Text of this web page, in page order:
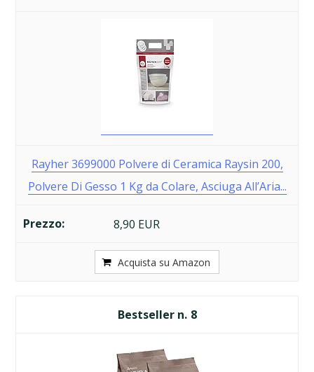
Rayher 3699000 Polvere di Ceramica Raysin 200,
Polvere Di Gesso 1 Kg da Colare, Asciuga All’Aria...
8,90 EUR
Acquista su Amazon
8